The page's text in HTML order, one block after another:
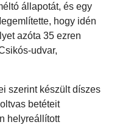
állapotát, és egy
hogy idén
azóta 35 ezren
udvar,
szerint készült díszes
betéteit
helyreállított